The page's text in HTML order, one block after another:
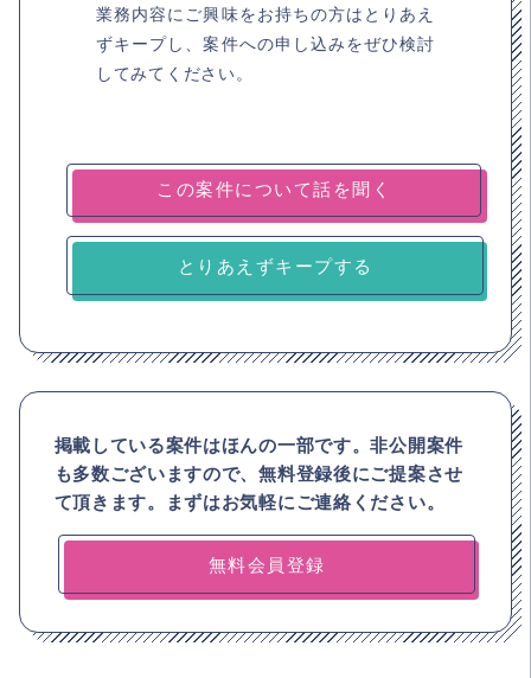
業務内容にご興味をお持ちの方はとりあえ
ずキープし、案件への申し込みをぜひ検討
してみてください。
とりあえずキープする
掲載している案件はほんの一部です。非公開案件
も多数ございますので、無料登録後にご提案させ
て頂きます。まずはお気軽にご連絡ください。
無料会員登録